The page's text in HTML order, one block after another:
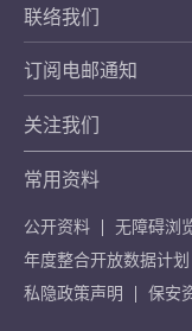
联络我们
订阅电邮通知
关注我们
常用资料
公开资料
无障碍浏
年度整合开放数据计划
私隐政策声明
保安